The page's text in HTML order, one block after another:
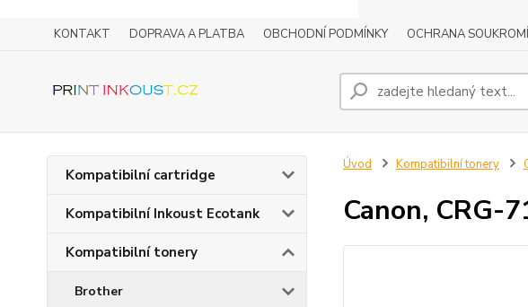
KONTAKT DOPRAVA A PLATBA OBCHODNÍ PODMÍNKY OCHRANA SOUKROMÍ
Kompatibilní cartridge
Kompatibilní Inkoust Ecotank
Kompatibilní tonery
Brother
Úvod Kompatibilní tonery
Canon, CRG-